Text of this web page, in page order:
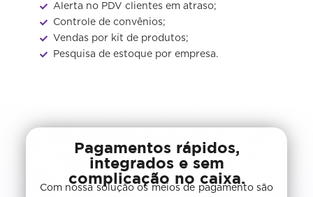
Alerta no PDV clientes em atraso;
Controle de convênios;
Vendas por kit de produtos;
Pesquisa de estoque por empresa.
Pagamentos rápidos,
integrados e sem
complicação no caixa.
Com nossa solução os meios de pagamento são